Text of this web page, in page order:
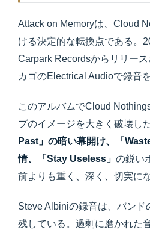
Attack on Memoryは、Cloud
ける決定的な転換点である。
Carpark Recordsからリリー
カゴのElectrical Audioで録音
このアルバムでCloud
プのイメージを大きく破壊した
Past」の暗い幕開け、「
情、「Stay Useless」 の鋭い
前よりも重く、深く、切実に
Steve Albiniの録音は、バンド
残している。過剰に磨かれた